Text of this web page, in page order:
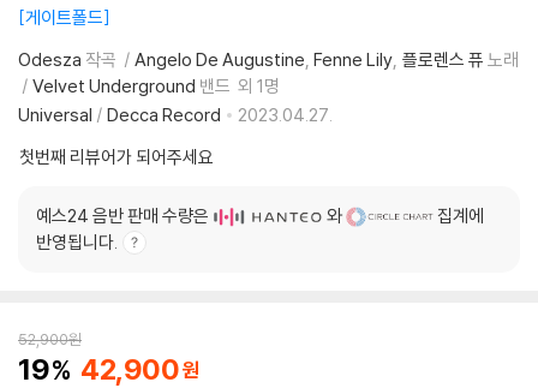
게이트폴드
Odesza 작곡 Angelo De Augustine Fenne Lily 플로렌스 퓨 노래
Velvet Underground 밴드 외 1명
Universal / Decca Record
2023.04.27.
첫번째 리뷰어가 되어주세요
예스24 음반 판매 수량은 와
집계에
반영됩니다.
52,900원
19 42,900